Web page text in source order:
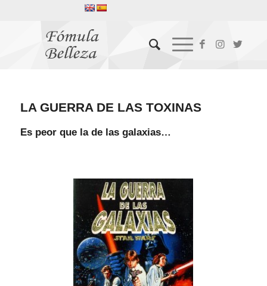
LA GUERRA DE LAS TOXINAS
Es peor que la de las galaxias…